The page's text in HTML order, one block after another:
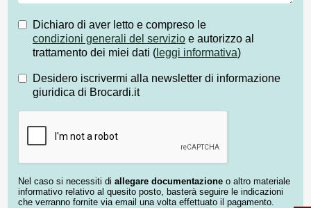
Dichiaro di aver letto e compreso le
condizioni generali del servizio e autorizzo al
trattamento dei miei dati ( leggi informativa)
Desidero iscrivermi alla newsletter di informazione
giuridica di Brocardi.it
Nel caso si necessiti di allegare documentazione o altro materiale
informativo relativo al quesito posto, basterà seguire le indicazioni
che verranno fornite via email una volta effettuato il pagamento.